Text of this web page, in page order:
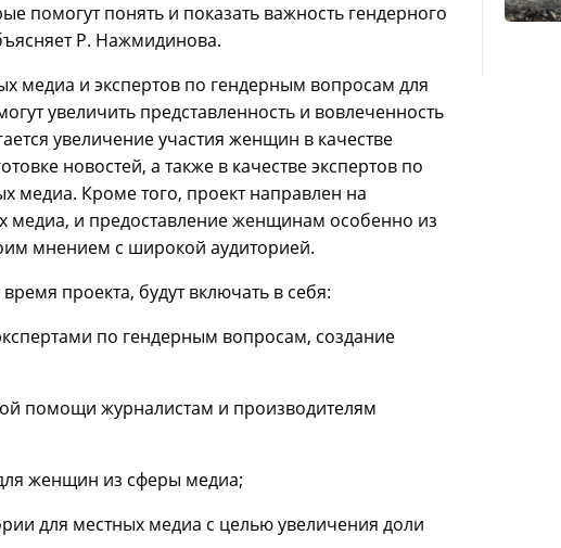
помогут понять и показать важность гендерного
Р. Нажмидинова.
медиа и экспертов по гендерным вопросам для
увеличить представленность и вовлеченность
увеличение участия женщин в качестве
новостей, а также в качестве экспертов по
медиа. Кроме того, проект направлен на
медиа, и предоставление женщинам особенно из
мнением с широкой аудиторией.
проекта, будут включать в себя:
по гендерным вопросам, создание
помощи журналистам и производителям
женщин из сферы медиа;
для местных медиа с целью увеличения доли